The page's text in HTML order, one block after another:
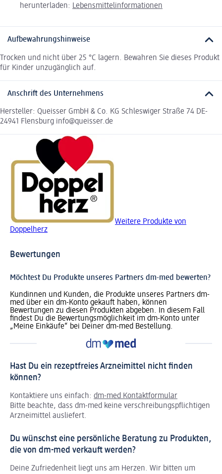
herunterladen: Lebensmittelinformationen
Aufbewahrungshinweise
Trocken und nicht über 25 °C lagern. Bewahren Sie dieses Produkt
für Kinder unzugänglich auf.
Anschrift des Unternehmens
Hersteller: Queisser GmbH & Co. KG Schleswiger Straße 74 DE-
24941 Flensburg info@queisser.de
Weitere Produkte von
Doppelherz
Bewertungen
Möchtest Du Produkte unseres Partners dm-med bewerten?
Kundinnen und Kunden, die Produkte unseres Partners dm-
med über ein dm-Konto gekauft haben, können
Bewertungen zu diesen Produkten abgeben. In diesem Fall
findest Du die Bewertungsmöglichkeit im dm-Konto unter
„Meine Einkäufe“ bei Deiner dm-med Bestellung.
Hast Du ein rezeptfreies Arzneimittel nicht finden
können?
Kontaktiere uns einfach: dm-med Kontaktformular
Bitte beachte, dass dm-med keine verschreibungspflichtigen
Arzneimittel ausliefert.
Du wünschst eine persönliche Beratung zu Produkten,
die von dm-med verkauft werden?
Deine Zufriedenheit liegt uns am Herzen. Wir bitten um